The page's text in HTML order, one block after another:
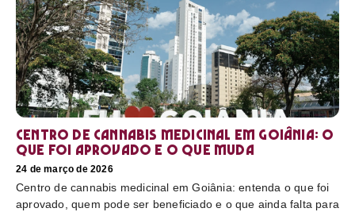
Centro de cannabis medicinal em Goiânia: o
que foi aprovado e o que muda
24 de março de 2026
Centro de cannabis medicinal em Goiânia: entenda o que foi
aprovado, quem pode ser beneficiado e o que ainda falta para